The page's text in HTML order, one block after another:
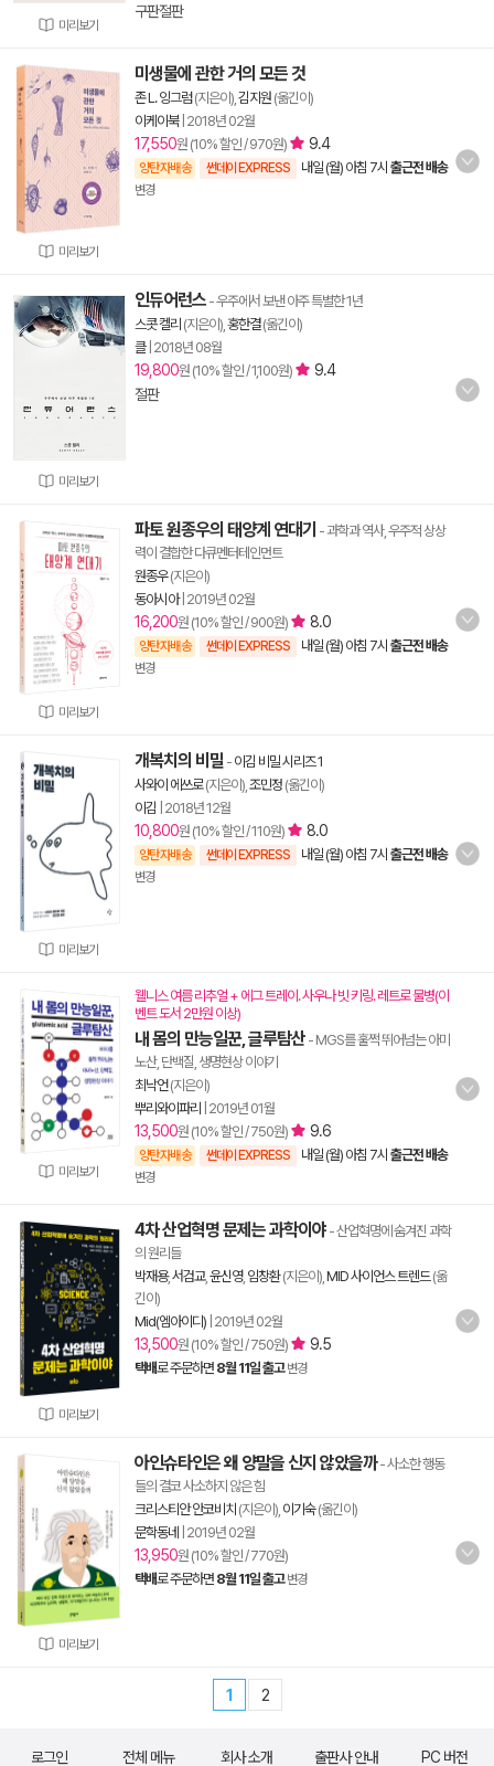
미리보기
구판절판
미리보기
미생물에 관한 거의 모든 것
존 L. 잉그럼(지은이), 김지원 (옮긴이)
이케이북| 2018년 02월
17,550원 (10% 할인 / 970원) 9.4
양탄자배송 썬데이 EXPRESS 내일 (월) 아침 7시 출근전 배송
변경
미리보기
인듀어런스 - 우주에서 보낸 아주 특별한 1년
스콧 켈리 (지은이), 홍한결(옮긴이)
클| 2018년 08월
19,800원 (10% 할인 / 1,100원)
9.4
절판
미리보기
파토 원종우의 태양계 연대기 - 과학과 역사, 우주적 상상
력이 결합한 다큐멘터테인먼트
원종우(지은이)
동아시아| 2019년 02월
16,200원 (10% 할인 / 900원) 8.0
양탄자배송 썬데이 EXPRESS 내일 (월) 아침 7시 출근전 배송
변경
미리보기
개복치의 비밀 - 이김 비밀 시리즈 1
사와이 에쓰로(지은이), 조민정 (옮긴이)
이김 2018년 12월
10,800원 (10% 할인 / 110원) 8.0
양탄자배송 썬데이 EXPRESS 내일 (월) 아침 7시 출근전 배송
변경
미리보기
웰니스 여름 리추얼 + 에그 트레이. 사우나 빗 키링. 레트로 물병(이
벤트 도서 2만원 이상)
내 몸의 만능일꾼, 글루탐산 - MGS를 훌쩍 뛰어넘는 아미
노산, 단백질, 생명현상 이야기
최낙언(지은이)
뿌리와이파리
2019년 01월
13,500원 (10% 할인 / 750원) 9.6
양탄자배송 썬데이 EXPRESS 내일 (월) 아침 7시 출근전 배송
변경
미리보기
4차 산업혁명 문제는 과학이야 - 산업혁명에 숨겨진 과학
의 원리들
박재용,서검교, 윤신영, 임창환(지은이), MID 사이언스 트렌드(옮
긴이)
Mid(엠아이디) 2019년 02월
13,500원 (10% 할인 / 750원) 9.5
택배로 주문하면 8월 11일 출고 변경
미리보기
아인슈타인은 왜 양말을 신지 않았을까- 사소한 행동
들의 결코 사소하지 않은 힘
크리스티안 안코비치 (지은이), 이기숙(옮긴이)
문학동네
2019년 02월
13,950원 (10% 할인 / 770원)
택배로 주문하면 8월 11일 출고 변경
1 2
로그인 전체 메뉴 회사 소개 출판사 안내 PC 버전